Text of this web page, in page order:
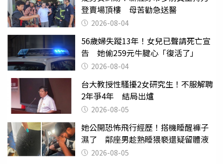
登賣場頂樓 母苦勸急送醫
2026-08-04
56歲婦失蹤13年！女兒已聲請死亡宣
告 她偷259元牛腱心「復活了」
2026-08-04
台大教授性騷擾2女研究生！不服解聘
2年爭4年 結局出爐
2026-08-05
她公開恐怖飛行經歷！搭機睡醒褲子
濕了 鄰座男趁熟睡猥褻還疑留體液
2026-08-05